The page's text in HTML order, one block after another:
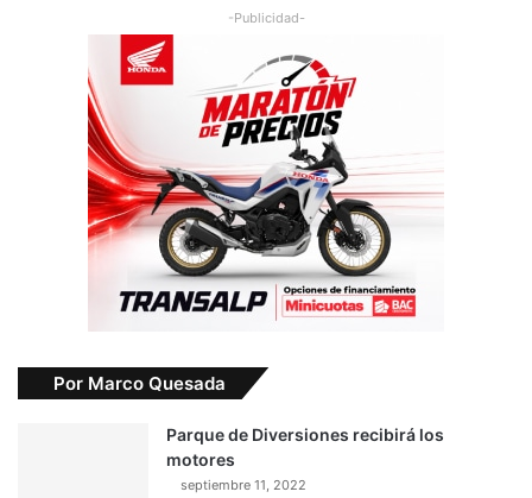
-Publicidad-
Por Marco Quesada
Parque de Diversiones recibirá los
motores
septiembre 11, 2022